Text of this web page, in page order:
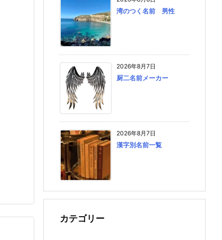
湾のつく名前 男性
2026年8月7日
厨二名前メーカー
2026年8月7日
漢字別名前一覧
カテゴリー